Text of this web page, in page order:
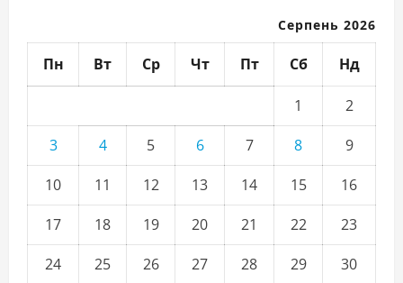
Серпень 2026
Пн Вт Ср Чт Пт Сб Нд
1
2
3
4 5 6 7 8
9
10
11 12 13 14 15
16
17
18 19 20 21 22
23
24
25 26 27 28 29
30